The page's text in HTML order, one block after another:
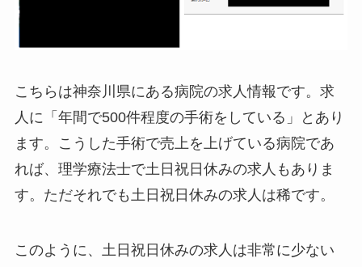
こちらは神奈川県にある病院の求人情報です。求
人に「年間で500件程度の手術をしている」とあり
ます。こうした手術で売上を上げている病院であ
れば、理学療法士で土日祝日休みの求人もありま
す。ただそれでも土日祝日休みの求人は稀です。
このように、土日祝日休みの求人は非常に少ない